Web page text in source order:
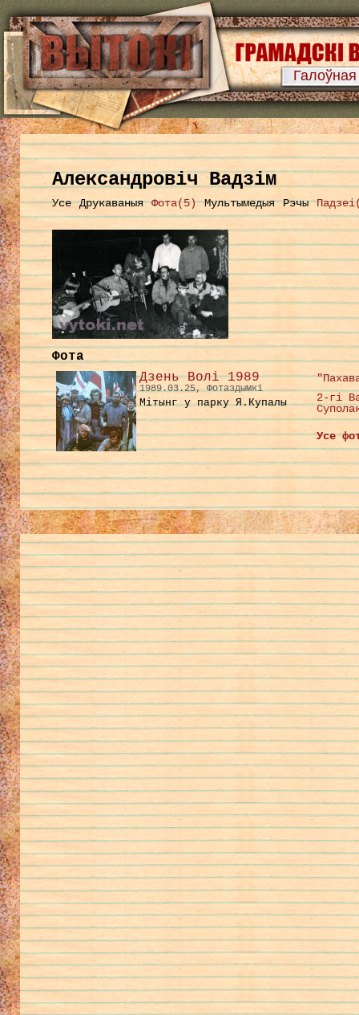
Галоўная
Александровіч Вадзім
Усе Друкаваныя Фота(5) Мультымедыя Рэчы
Фота
Дзень Волі 1989
1989.03.25, Фотаздымкі
Мітынг у парку Я.Купалы
2-гі
Усе